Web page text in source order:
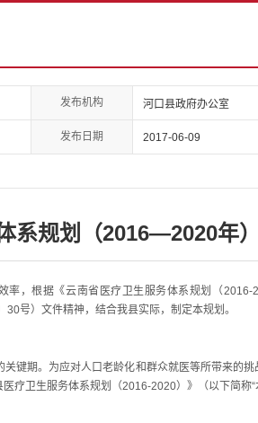
发布机构 河口县政府办公室
发布日期 2017-06-09
系规划（2016—2020年）
，根据《云南省医疗卫生服务体系规划（2016-
号）文件精神，结合我县实际，制定本规划。
期。为应对人口老龄化和群众就医等所带来的挑
疗卫生服务体系规划（2016-2020）》（以下简称“